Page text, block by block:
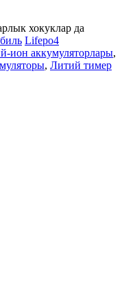
хокуклар да
Lifepo4
ион аккумуляторлары,
, Литий тимер